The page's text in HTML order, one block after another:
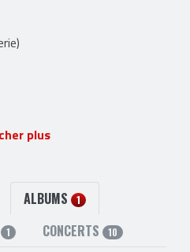
plus
ALBUMS 1
1 CONCERTS 10